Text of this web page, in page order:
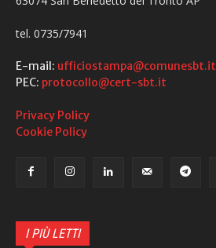
tel. 0735/7941
E-mail: ufficiostampa@comunesbt.it
PEC: protocollo@cert-sbt.it
Privacy Policy
Cookie Policy
I PIÙ LETTI